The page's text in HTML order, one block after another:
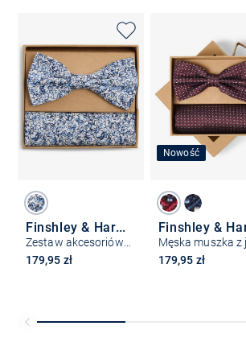
Finshley & Harding London
Zestaw akcesoriów dla mężczyzn
179,95 zł
Nowość
179,95 zł